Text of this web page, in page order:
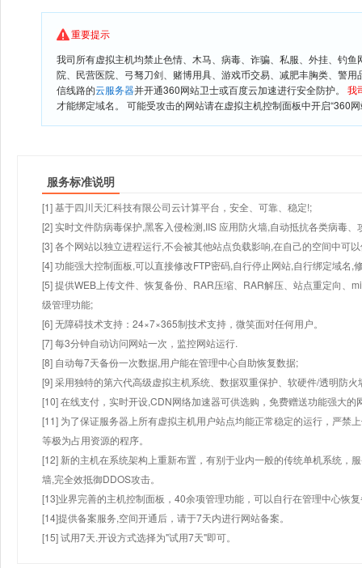
重要提示
我司所有虚拟主机均禁止色情、木马、病毒、诈骗、私服、外挂、钓
院、民营医院、弓驽刀剑、赌博用具、游戏币交易、减肥丰胸类、警
信线路的云服务器并开通360网站卫士或百度云加速进行安全防护。 我
才能绑定域名。 可能受攻击的网站请在虚拟主机控制面板中开启“360
服务标准说明
[1] 基于四川天汇科技有限公司云计算平台，安全、可靠、稳定!;
[2] 实时文件防病毒保护,黑客入侵检测,IIS 应用防火墙,自动抵抗各类病毒、
[3] 各个网站以独立进程运行,不会被其他站点负载影响,在自己的空间中可
[4] 功能强大控制面板,可以直接修改FTP密码,自行停止网站,自行绑定域名,
[5] 提供WEB上传文件、恢复备份、RAR压缩、RAR解压、站点重定向、
级管理功能;
[6] 无障碍技术支持：24×7×365制技术支持，微笑面对任何用户。
[7] 每3分钟自动访问网站一次，监控网站运行.
[8] 自动每7天备份一次数据,用户能在管理中心自助恢复数据;
[9] 采用独特的第六代高级虚拟主机系统、数据双重保护、软硬件/透明防火
[10] 在线支付，实时开设,CDN网络加速器可供选购，免费赠送功能强大
[11] 为了保证服务器上所有虚拟主机用户站点均能正常稳定的运行，严禁
等极为占用资源的程序。
[12] 新的主机在系统架构上重新布置，有别于业内一般的传统单机系统，
墙,完全效抵御DDOS攻击。
[13]业界完善的主机控制面板，40余项管理功能，可以自行在管理中心恢
[14]提供备案服务,空间开通后，请于7天内进行网站备案。
[15] 试用7天.开设方式选择为"试用7天"即可。